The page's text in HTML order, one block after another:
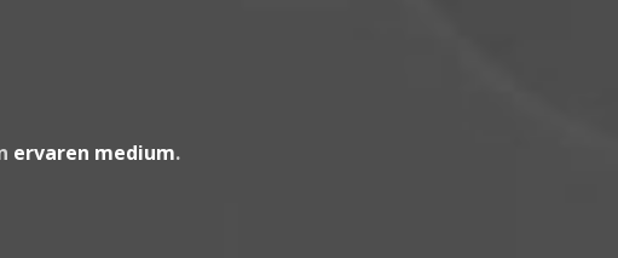
ervaren medium.